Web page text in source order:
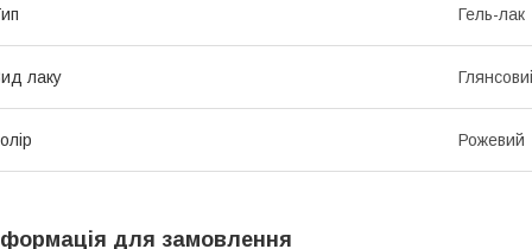
Гель-лак
лаку
Рожевий
для замовлення